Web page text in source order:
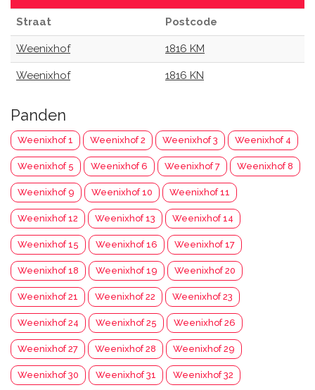
Straat Postcode
Weenixhof 1816 KM
Weenixhof 1816 KN
Panden
Weenixhof 1 Weenixhof 2 Weenixhof 3 Weenixhof 4
Weenixhof 5 Weenixhof 6 Weenixhof 7 Weenixhof 8
Weenixhof 9 Weenixhof 10 Weenixhof 11
Weenixhof 12 Weenixhof 13 Weenixhof 14
Weenixhof 15 Weenixhof 16 Weenixhof 17
Weenixhof 18 Weenixhof 19 Weenixhof 20
Weenixhof 21 Weenixhof 22 Weenixhof 23
Weenixhof 24 Weenixhof 25 Weenixhof 26
Weenixhof 27 Weenixhof 28 Weenixhof 29
Weenixhof 30 Weenixhof 31 Weenixhof 32